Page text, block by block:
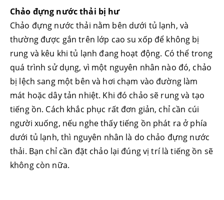
Chảo đựng nước thải bị hư
Chảo đựng nước thải nằm bên dưới tủ lạnh, và
thường được gắn trên lớp cao su xốp để không bị
rung và kêu khi tủ lạnh đang hoạt động. Có thể trong
quá trình sử dụng, vì một nguyên nhân nào đó, chảo
bị lệch sang một bên và hơi chạm vào đường làm
mát hoặc dây tản nhiệt. Khi đó chảo sẽ rung và tạo
tiếng ồn. Cách khắc phục rất đơn giản, chỉ cần cúi
người xuống, nếu nghe thấy tiếng ồn phát ra ở phía
dưới tủ lạnh, thì nguyên nhân là do chảo đựng nước
thải. Bạn chỉ cần đặt chảo lại đúng vị trí là tiếng ồn sẽ
không còn nữa.